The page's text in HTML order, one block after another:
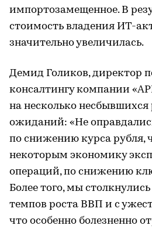
импортозамещенное. В
стоимость владения ИТ-
значительно увеличилась.
Демид Голиков, директор
консалтингу компании
на несколько
ожиданий: «Не
по снижению курса рубля,
некоторым экономику
операций, по снижению
Более того, мы
темпов роста ВВП и с
что особенно болезненно